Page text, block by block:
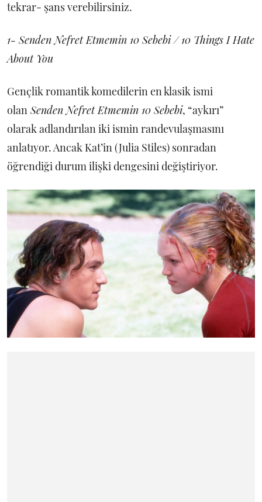
tekrar- şans verebilirsiniz.
1- Senden Nefret Etmemin 10 Sebebi / 10 Things I Hate
About You
Gençlik romantik komedilerin en klasik ismi
olanSenden Nefret Etmemin 10 Sebebi, “aykırı”
olarak adlandırılan iki ismin randevulaşmasını
anlatıyor. Ancak Kat’in (Julia Stiles) sonradan
öğrendiği durum ilişki dengesini değiştiriyor.